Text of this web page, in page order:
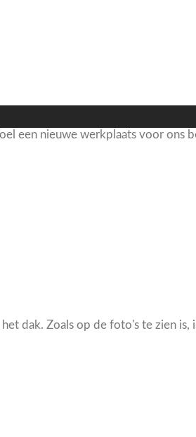
een nieuwe werkplaats voor ons
dak. Zoals op de foto's te zien is,